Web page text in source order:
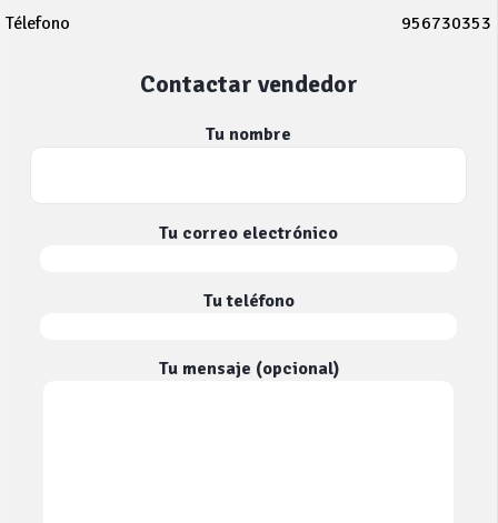
Télefono
956730353
Contactar vendedor
Tu nombre
Tu correo electrónico
Tu teléfono
Tu mensaje (opcional)